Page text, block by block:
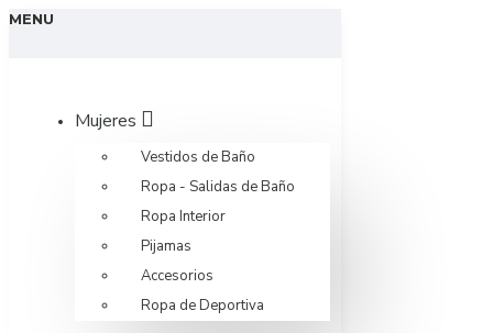
MENU
Mujeres
Vestidos de Baño
Ropa - Salidas de Baño
Ropa Interior
Pijamas
Accesorios
Ropa de Deportiva